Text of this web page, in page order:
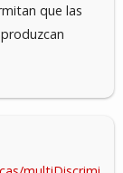
que las